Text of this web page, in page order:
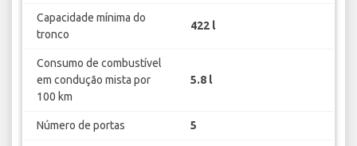
Capacidade mínima do
tronco
422 l
Consumo de combustível
em condução mista por
100 km
5.8 l
Número de portas 5